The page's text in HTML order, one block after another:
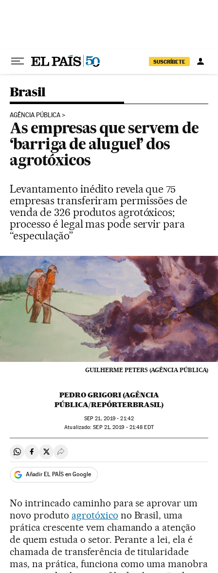
SUSCRÍBETE
Brasil
AGÊNCIA PÚBLICA
As empresas que servem de
‘barriga de aluguel’ dos
agrotóxicos
Levantamento inédito revela que 75
empresas transferiram permissões de
venda de 326 produtos agrotóxicos;
processo é legal mas pode servir para
“especulação”
GUILHERME PETERS (AGÊNCIA PÚBLICA)
PEDRO GRIGORI (AGÊNCIA
PÚBLICA/REPÓRTERBRASIL)
SEP 21, 2019 - 21:42
atualizado: SEP21, 2019 - 21:48 EDT
Compartir en Whatsapp
Compartir en Facebook
Compartir en Twitter
Desplegar Redes Sociales
Añadir EL PAÍS en Google
No intrincado caminho para se aprovar um
novo produto agrotóxico no Brasil, uma
prática crescente vem chamando a atenção
de quem estuda o setor. Perante a lei, ela é
chamada de transferência de titularidade
mas, na prática, funciona como uma manobra